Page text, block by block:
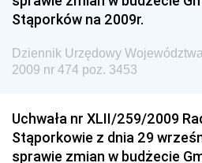
Gospodarki Żywnościowej
Społecznej
Dziennik Urzędowy Ministra
Dziennik Urzędowy Ministra
Budownictwa
Stąporków na 2009r.
Dziennik Urzędowy
2009 nr 474 poz. 3453
Uchwała nr XLII/259/2009
Stąporkowie z dnia 29
sprawie zmian w budżecie